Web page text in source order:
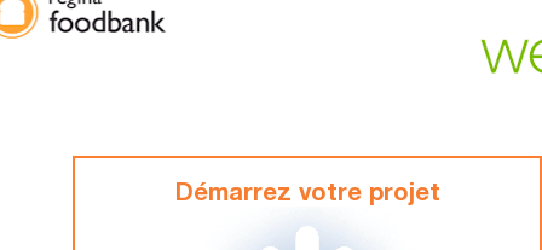
Démarrez votre projet